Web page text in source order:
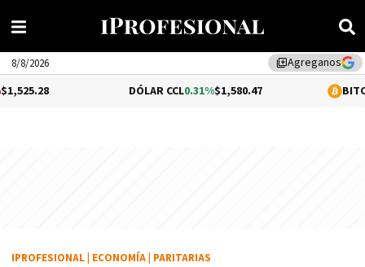
library_addAgreganos
8/8/2026
0.31%$1,580.47 0.66%
IPROFESIONAL ECONOMÍA PARITARIAS